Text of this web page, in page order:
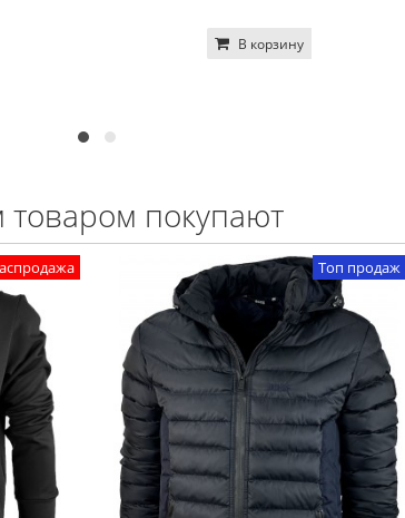
В корзину
товаром покупают
продаж Топ продаж